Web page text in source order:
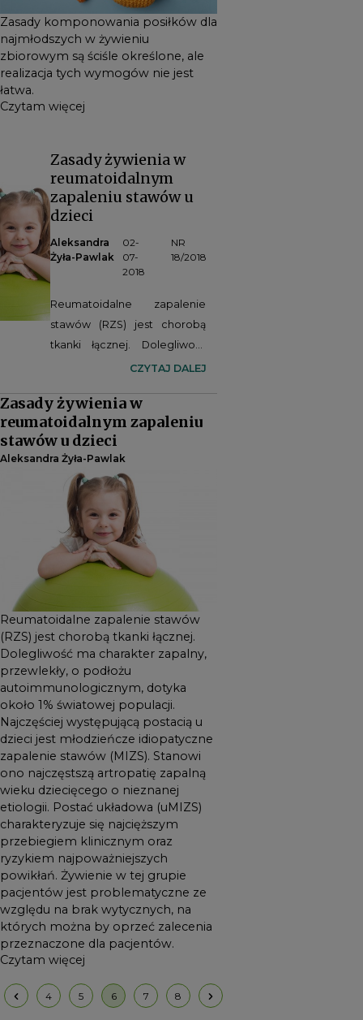
Zasady komponowania posiłków dla
najmłodszych w żywieniu
zbiorowym są ściśle określone, ale
realizacja tych wymogów nie jest
łatwa.
Czytam więcej
Zasady żywienia w
reumatoidalnym
zapaleniu stawów u
dzieci
Aleksandra
Żyła-Pawlak
02-
07-
2018
NR
18/2018
Reumatoidalne zapalenie
stawów (RZS) jest chorobą
tkanki łącznej. Dolegliwość
ma charakter zapalny,
autoimmunologicznym,
dotyka około 1% światowej
populacji. Najczęściej
występującą postacią u dzieci
jest młodzieńcze
idiopatyczne zapalenie
stawów (MIZS). Stanowi ono
najczęstszą artropatię
zapalną wieku dziecięcego o
nieznanej etiologii. Postać
układowa (uMIZS)
charakteryzuje się
najcięższym przebiegiem
klinicznym oraz ryzykiem
najpoważniejszych powikłań.
Żywienie w tej grupie
pacjentów jest
problematyczne ze względu
na brak wytycznych, na
których można by oprzeć
zalecenia przeznaczone dla
pacjentów.
CZYTAJ DALEJ
Zasady żywienia w
reumatoidalnym zapaleniu
stawów u dzieci
Aleksandra Żyła-Pawlak
Reumatoidalne zapalenie stawów
(RZS) jest chorobą tkanki łącznej.
Dolegliwość ma charakter zapalny,
przewlekły, o podłożu
autoimmunologicznym, dotyka
około 1% światowej populacji.
Najczęściej występującą postacią u
dzieci jest młodzieńcze idiopatyczne
zapalenie stawów (MIZS). Stanowi
ono najczęstszą artropatię zapalną
wieku dziecięcego o nieznanej
etiologii. Postać układowa (uMIZS)
charakteryzuje się najcięższym
przebiegiem klinicznym oraz
ryzykiem najpoważniejszych
powikłań. Żywienie w tej grupie
pacjentów jest problematyczne ze
względu na brak wytycznych, na
których można by oprzeć zalecenia
przeznaczone dla pacjentów.
Czytam więcej
4 5 6 7 8